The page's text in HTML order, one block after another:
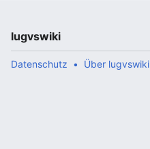
lugvswiki
Datenschutz Über lugvswiki